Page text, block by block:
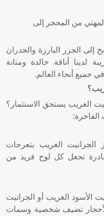
من المحجر إلى
الجزر البارزة والجدران
لدينا أناقة خالدة ومتانة
جميع أنحاء العالم.
الغريب يستحق الاستثمار؟
الفاخرة:
الغريب بتعرجات
نادرة تجعل كل لوح فريد من
الأسود الغريب أو الجرانيت
تضيف شخصية وسمات